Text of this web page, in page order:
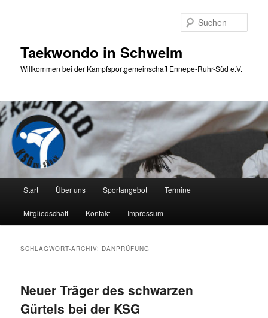
Taekwondo in Schwelm
Willkommen bei der Kampfsportgemeinschaft Ennepe-Ruhr-Süd e.V.
Start Über uns Sportangebot Termine
Mitgliedschaft Kontakt Impressum
SCHLAGWORT-ARCHIV: DANPRÜFUNG
Neuer Träger des schwarzen
Gürtels bei der KSG